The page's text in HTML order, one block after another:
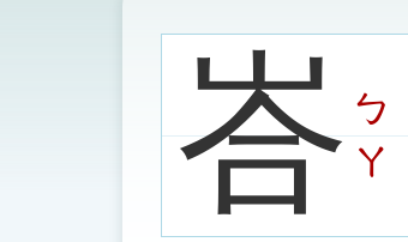
圖
峇ㄅ
ㄚ